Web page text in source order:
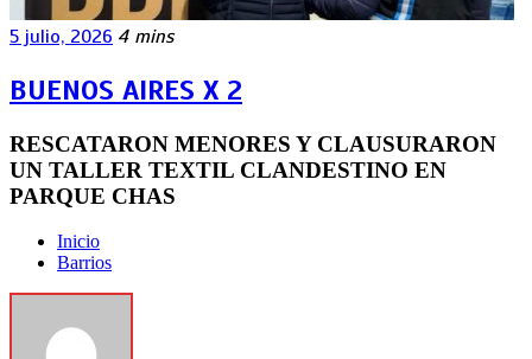
5 julio, 2026 4 mins
BUENOS AIRES X 2
RESCATARON MENORES Y CLAUSURARON
UN TALLER TEXTIL CLANDESTINO EN
PARQUE CHAS
Inicio
Barrios